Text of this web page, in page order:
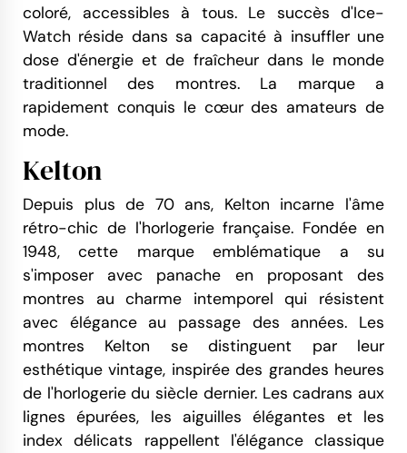
coloré, accessibles à tous. Le succès d'Ice-
Watch réside dans sa capacité à insuffler une
dose d'énergie et de fraîcheur dans le monde
traditionnel des montres. La marque a
rapidement conquis le cœur des amateurs de
mode.
Kelton
Depuis plus de 70 ans, Kelton incarne l'âme
rétro-chic de l'horlogerie française. Fondée en
1948, cette marque emblématique a su
s'imposer avec panache en proposant des
montres au charme intemporel qui résistent
avec élégance au passage des années. Les
montres Kelton se distinguent par leur
esthétique vintage, inspirée des grandes heures
de l'horlogerie du siècle dernier. Les cadrans aux
lignes épurées, les aiguilles élégantes et les
index délicats rappellent l'élégance classique